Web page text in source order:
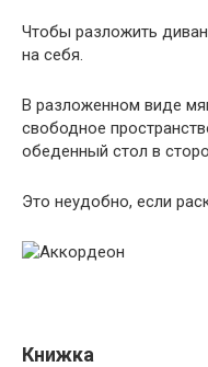
Чтобы разложить
на себя.
В разложенном виде
свободное
обеденный стол в
Это неудобно, если
Книжка